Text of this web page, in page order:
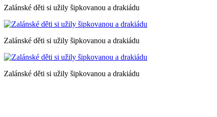
Zalánské děti si užily šipkovanou a drakiádu
Zalánské děti si užily šipkovanou a drakiádu
Zalánské děti si užily šipkovanou a drakiádu